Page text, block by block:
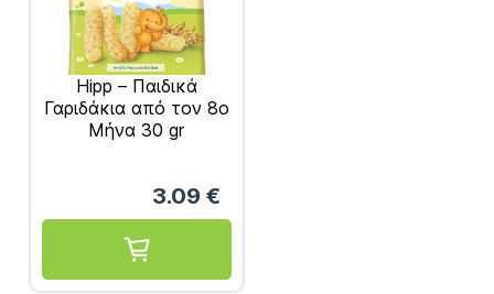
Hipp – Παιδικά
Γαριδάκια από τον 8ο
Μήνα 30 gr
3.09 €